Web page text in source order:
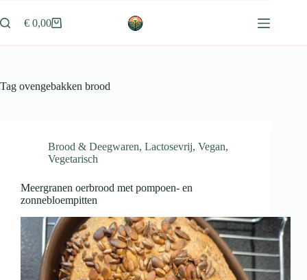
naar
de
Winkelwagen
€ 0,00
Tag ovengebakken brood
Brood & Deegwaren, Lactosevrij, Vegan,
Vegetarisch
Meergranen oerbrood met pompoen- en
zonnebloempitten